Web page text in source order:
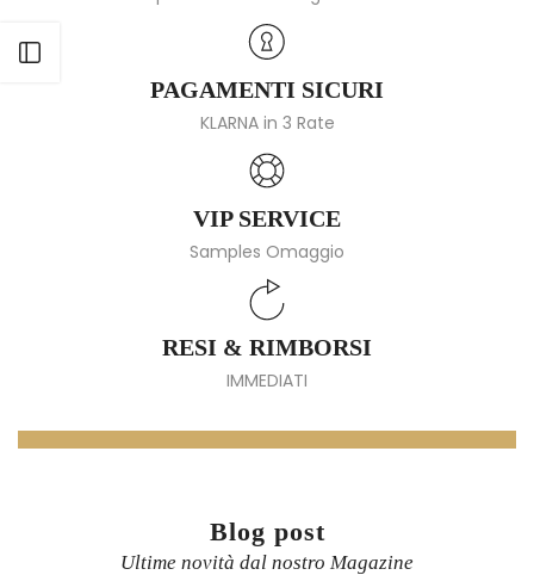
PAGAMENTI SICURI
KLARNA in 3 Rate
VIP SERVICE
Samples Omaggio
RESI & RIMBORSI
IMMEDIATI
Blog post
Ultime novità dal nostro Magazine